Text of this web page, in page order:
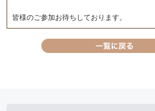
皆様のご参加お待ちしております。